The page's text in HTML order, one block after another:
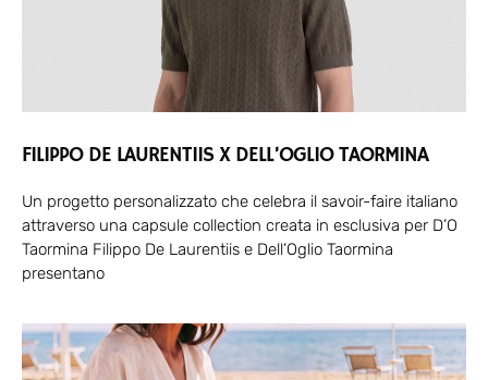
FILIPPO DE LAURENTIIS X DELL’OGLIO TAORMINA
Un progetto personalizzato che celebra il savoir-faire italiano
attraverso una capsule collection creata in esclusiva per D’O
Taormina Filippo De Laurentiis e Dell’Oglio Taormina
presentano